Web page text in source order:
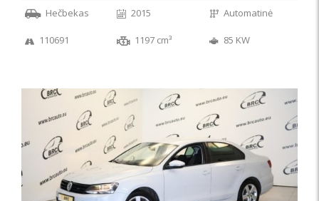
Hečbekas 2015 Automatinė
110691 1197 cm³ 85 KW
49